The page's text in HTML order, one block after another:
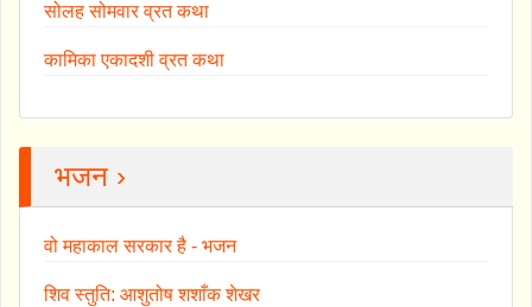
सोलह सोमवार व्रत कथा
कामिका एकादशी व्रत कथा
भजन ›
वो महाकाल सरकार है - भजन
शिव स्तुति: आशुतोष शशाँक शेखर